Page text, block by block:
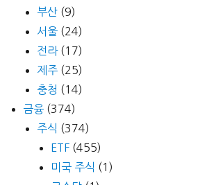
부산 (9)
서울 (24)
전라(17)
제주 (25)
충청 (14)
금융 (374)
주식 (374)
ETF (455)
미국 주식 (1)